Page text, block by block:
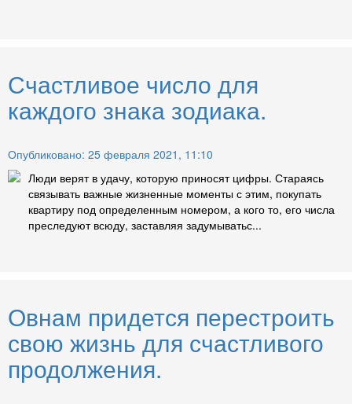
Счастливое число для
каждого знака зодиака.
Опубликовано: 25 февраля 2021, 11:10
Люди верят в удачу, которую приносят цифры. Стараясь
связывать важные жизненные моменты с этим, покупать
квартиру под определенным номером, а кого то, его числа
преследуют всюду, заставляя задумыватьс...
Овнам придется перестроить
свою жизнь для счастливого
продолжения.